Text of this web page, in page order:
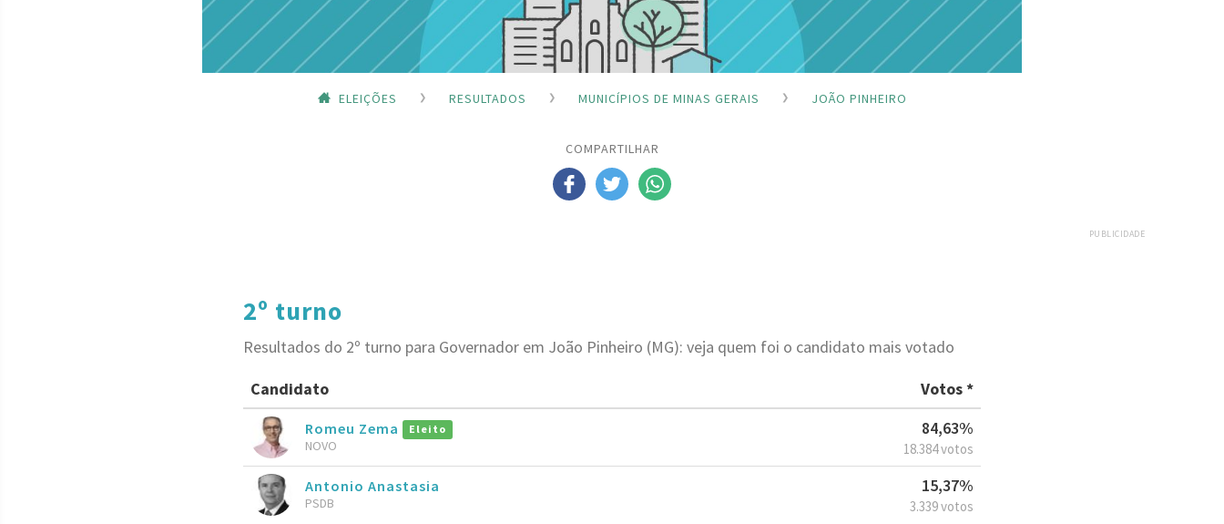
ELEIÇÕES RESULTADOS MUNICÍPIOS DE MINAS GERAIS JOÃO PINHEIRO
COMPARTILHAR
PUBLICIDADE
2º turno
Resultados do 2º turno para Governador em João Pinheiro (MG): veja quem foi o candidato mais votado
Candidato
Votos *
Romeu Zema Eleito
NOVO
84,63%
18.384 votos
Antonio Anastasia
PSDB
15,37%
3.339 votos